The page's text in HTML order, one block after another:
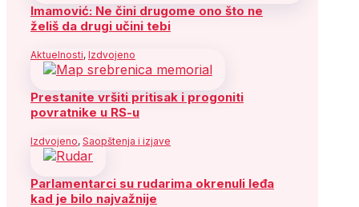
Imamović: Ne čini drugome ono što ne
želiš da drugi učini tebi
Aktuelnosti, Izdvojeno
Prestanite vršiti pritisak i progoniti
povratnike u RS-u
Izdvojeno, Saopštenja i izjave
Parlamentarci su rudarima okrenuli leđa
kad je bilo najvažnije